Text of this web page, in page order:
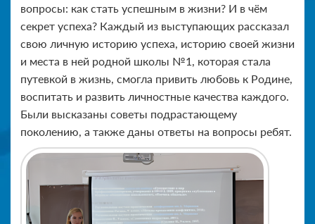
вопросы: как стать успешным в жизни? И в чём
секрет успеха? Каждый из выступающих рассказал
свою личную историю успеха, историю своей жизни
и места в ней родной школы №1, которая стала
путевкой в жизнь, смогла привить любовь к Родине,
воспитать и развить личностные качества каждого.
Были высказаны советы подрастающему
поколению, а также даны ответы на вопросы ребят.